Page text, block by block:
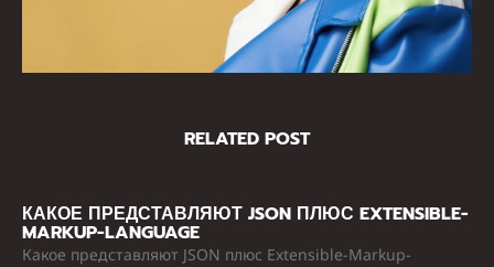
RELATED POST
КАКОЕ ПРЕДСТАВЛЯЮТ JSON ПЛЮС EXTENSIBLE-
MARKUP-LANGUAGE
Какое представляют JSON плюс Extensible-Markup-